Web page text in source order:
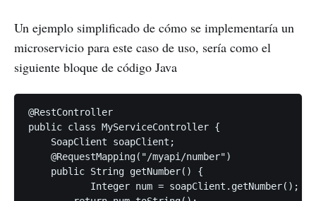
Un ejemplo simplificado de cómo se implementaría un
microservicio para este caso de uso, sería como el
siguiente bloque de código Java
@RestController
public class MyServiceController {
    SoapClient soapClient;
    @RequestMapping("/myapi/number")
    public String getNumber() {